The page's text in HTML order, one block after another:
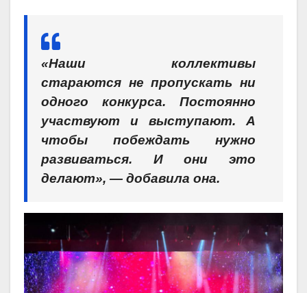
«Наши коллективы
стараются не пропускать ни
одного конкурса. Постоянно
участвуют и выступают. А
чтобы побеждать нужно
развиваться. И они это
делают», — добавила она.